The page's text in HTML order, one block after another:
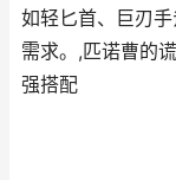
如轻匕首、巨刃
需求。,匹诺曹的
强搭配